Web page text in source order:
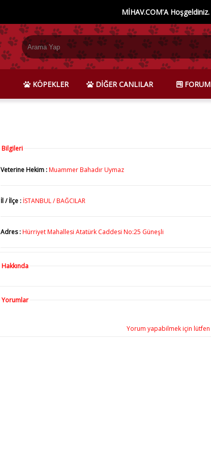
MİHAV.COM'A Hoşgeldiniz.
KÖPEKLER DİĞER CANLILAR FORUM
Bilgileri
Veterine Hekim :Muammer Bahadır Uymaz
İl / İlçe : İSTANBUL / BAĞCILAR
Adres :Hürriyet Mahallesi Atatürk Caddesi No:25 Güneşli
Hakkında
Yorumlar
Yorum yapabilmek için lütfen